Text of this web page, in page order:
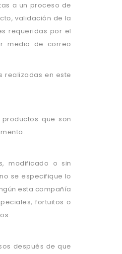
a un proceso de
validación de la
requeridas por el
medio de correo
realizadas en este
que son
modificado o sin
se especifique lo
esta compañía
fortuitos o
después de que